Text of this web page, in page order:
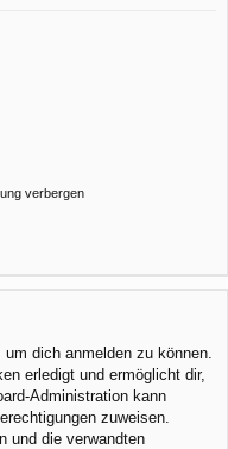
verbergen
dich anmelden zu können.
erledigt und ermöglicht dir,
Administration kann
zuweisen.
und die verwandten